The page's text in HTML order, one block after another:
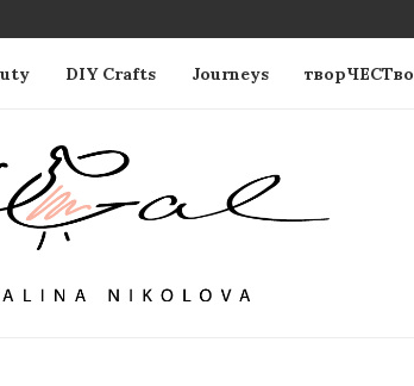
DIY Crafts Journeys творЧЕСТво